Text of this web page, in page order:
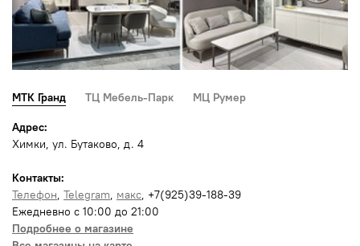
МТК Гранд ТЦ Мебель-Парк МЦ Румер
Адрес:
Химки, ул. Бутаково, д. 4
Контакты:
Телефон, Telegram, макс, +7(925)39-188-39
Ежедневно с 10:00 до 21:00
Подробнее о магазине